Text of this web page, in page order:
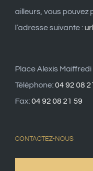
ailleurs, vous pouvez
l’adresse suivante :
Place Alexis
Téléphone:04 92 08
Fax:04 92 08 21 59
CONTACTEZ-NOUS